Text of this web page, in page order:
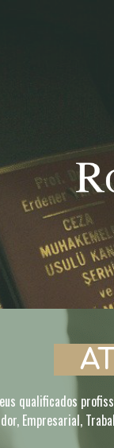
qualificados
Empresarial,